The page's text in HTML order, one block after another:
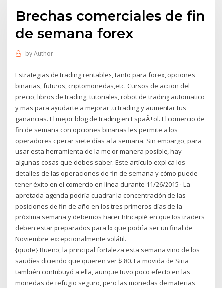
Brechas comerciales de fin
de semana forex
byAuthor
Estrategias de trading rentables, tanto para forex, opciones
binarias, futuros, criptomonedas,etc. Cursos de accion del
precio, libros de trading, tutoriales, robot de trading automatico
y mas para ayudarte a mejorar tu trading y aumentar tus
ganancias. El mejor blog de trading en EspaÃ±ol. El comercio de
fin de semana con opciones binarias les permite a los
operadores operar siete días a la semana. Sin embargo, para
usar esta herramienta de la mejor manera posible, hay
algunas cosas que debes saber. Este artículo explica los
detalles de las operaciones de fin de semana y cómo puede
tener éxito en el comercio en línea durante 11/26/2015 · La
apretada agenda podría cuadrar la concentración de las
posiciones de fin de año en los tres primeros días de la
próxima semana y debemos hacer hincapié en que los traders
deben estar preparados para lo que podrìa ser un final de
Noviembre excepcionalmente volátil.
{quote} Bueno, la principal fortaleza esta semana vino de los
saudíes diciendo que quieren ver $ 80. La movida de Siria
también contribuyó a ella, aunque tuvo poco efecto en las
monedas de refugio seguro, pero las monedas de materias